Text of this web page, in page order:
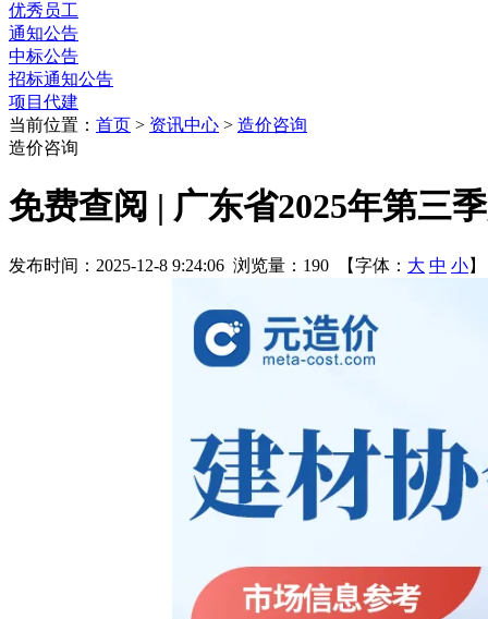
优秀员工
通知公告
中标公告
招标通知公告
项目代建
当前位置： 首页 > 资讯中心 > 造价咨询
造价咨询
免费查阅 | 广东省2025年第三
发布时间：2025-12-8 9:24:06 浏览量：190 【字体： 大 中 小】